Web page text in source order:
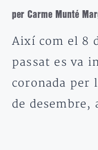
per Carme Munté
Així com el 8
passat es va
coronada per
de desembre,